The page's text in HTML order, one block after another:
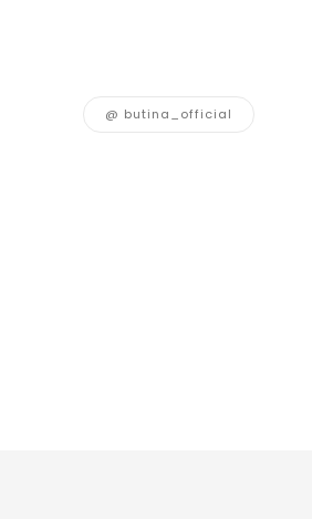
@ butina_official